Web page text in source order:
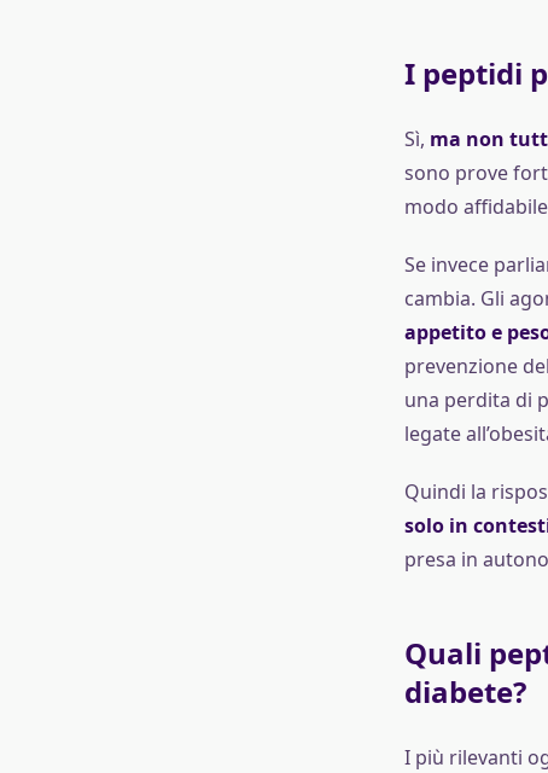
I peptidi
Sì, ma non
sono prove
modo
Se invece
cambia. Gli
appetito e
prevenzione
una perdita di
legate
Quindi la
solo in
presa in
Quali
diabete?
I più rilevanti